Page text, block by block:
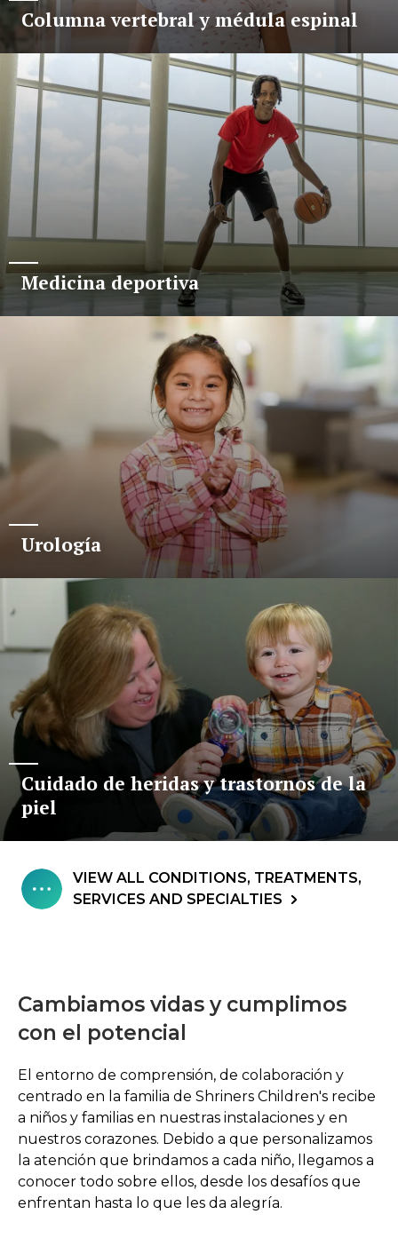
Columna vertebral y médula espinal
Medicina deportiva
Urología
Cuidado de heridas y trastornos de la
piel
VIEW ALL CONDITIONS, TREATMENTS,
SERVICES AND SPECIALTIES
Cambiamos vidas y cumplimos
con el potencial
El entorno de comprensión, de colaboración y
centrado en la familia de Shriners Children's recibe
a niños y familias en nuestras instalaciones y en
nuestros corazones. Debido a que personalizamos
la atención que brindamos a cada niño, llegamos a
conocer todo sobre ellos, desde los desafíos que
enfrentan hasta lo que les da alegría.